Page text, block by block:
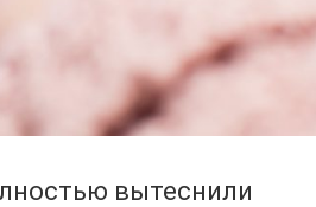
вытеснили